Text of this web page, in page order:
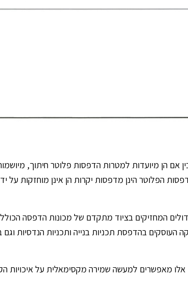
הן מיועדות למטרות הדפסות פלוטר חיתוך,
הפלוטר הינן מדפסות יקרות הן אינן מוחזקות על
המחזיקים בציוד מתקדם של מכונות הדפסה
בהדפסת תכניות בנייה ותכניות הנדסיות וגם
אלו מאפשרים למעשה שמירה מקסימאלית על